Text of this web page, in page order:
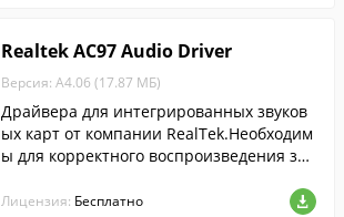
Realtek AC97 Audio Driver
Версия: А4.06 (17.87 МБ)
Драйвера для интегрированных звуков
ых карт от компании RealTek.Необходим
ы для корректного воспроизведения зву
ковыми картами.
Лицензия: Бесплатно